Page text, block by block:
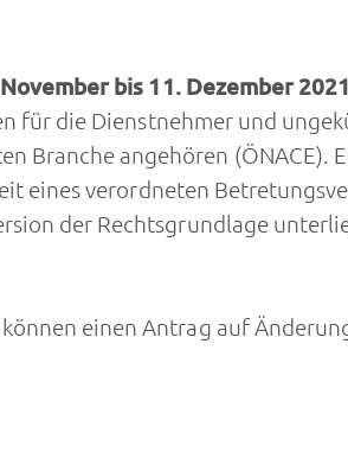
bis 11. Dezember 2021
für die Dienstnehmer und
Branche angehören (ÖNACE).
eines verordneten
der Rechtsgrundlage
einen Antrag auf